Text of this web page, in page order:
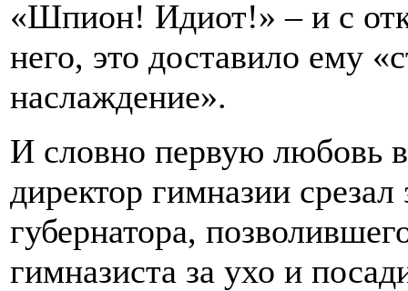
«Шпион! Идиот!» – и с
него, это доставило ему
наслаждение».
И словно первую любовь
директор гимназии
губернатора,
гимназиста за ухо и